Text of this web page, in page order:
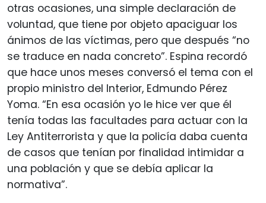
otras ocasiones, una simple declaración de
voluntad, que tiene por objeto apaciguar los
ánimos de las víctimas, pero que después “no
se traduce en nada concreto”. Espina recordó
que hace unos meses conversó el tema con el
propio ministro del Interior, Edmundo Pérez
Yoma. “En esa ocasión yo le hice ver que él
tenía todas las facultades para actuar con la
Ley Antiterrorista y que la policía daba cuenta
de casos que tenían por finalidad intimidar a
una población y que se debía aplicar la
normativa”.